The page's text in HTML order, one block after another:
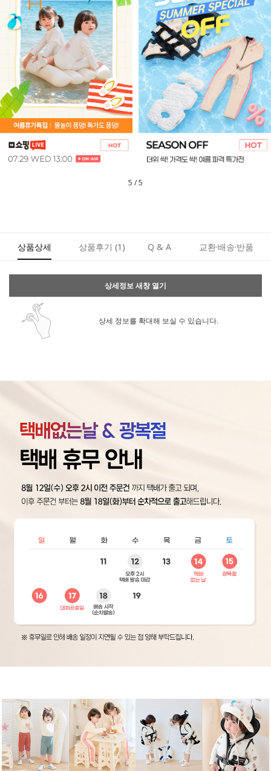
1 /5
상품상세 상품후기 (1) Q & A 교환·배송·반품
상세정보 새창 열기
상세 정보를 확대해 보실 수 있습니다.